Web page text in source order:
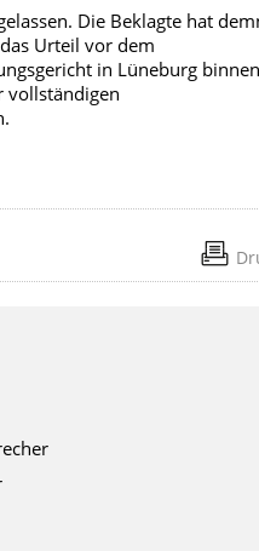
Die Beklagte hat
Urteil vor dem
in Lüneburg
vollständigen